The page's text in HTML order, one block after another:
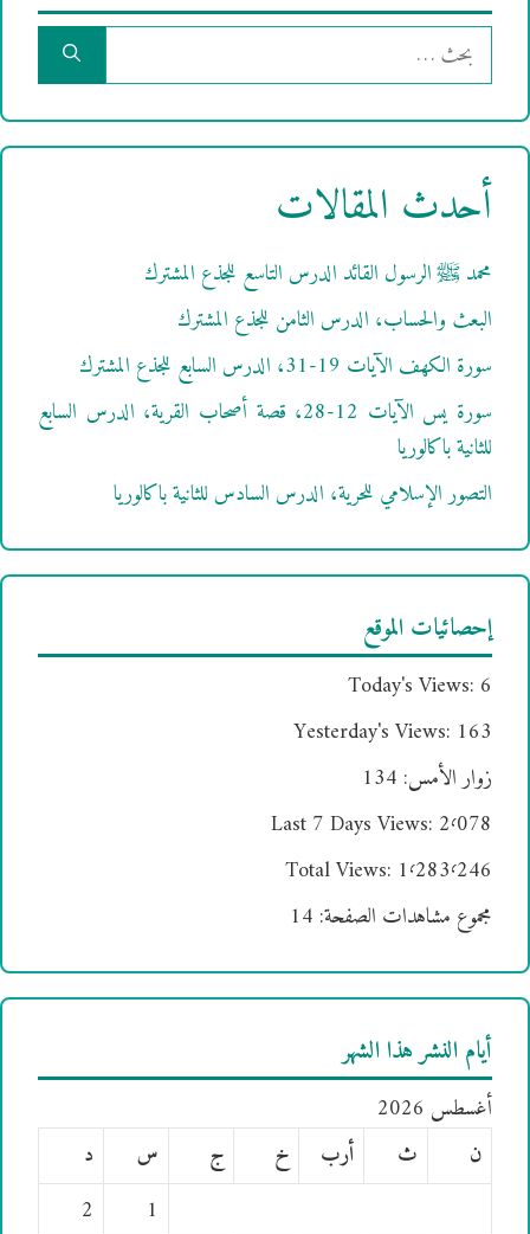
البحث
عن:
أحدث المقالات
محمد ﷺ الرسول القائد الدرس التاسع للجذع المشترك
البعث والحساب، الدرس الثامن للجذع المشترك
سورة الكهف الآيات 19-31، الدرس السابع للجذع المشترك
سورة يس الآيات 12-28، قصة أصحاب القرية، الدرس السابع
للثانية باكالوريا
التصور الإسلامي للحرية، الدرس السادس للثانية باكالوريا
إحصائيات الموقع
Today's Views: 6
Yesterday's Views: 163
زوار الأمس: 134
Last 7 Days Views: 2٬078
Total Views: 1٬283٬246
مجموع مشاهدات الصفحة: 14
أيام النشر هذا الشهر
أغسطس 2026
ن
ث أرب خ ج س
د
1
2